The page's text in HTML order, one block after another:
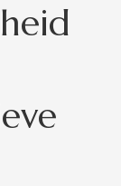
heid
eve